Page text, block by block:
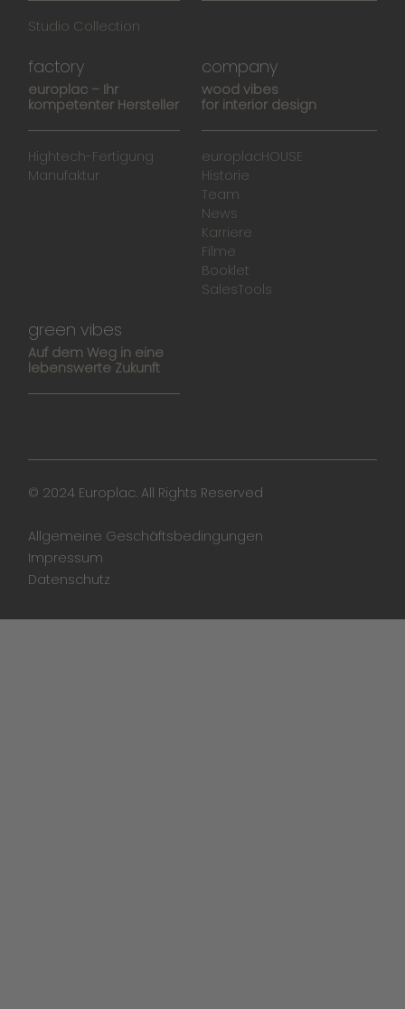
Studio Collection
factory
europlac – Ihr
kompetenter Hersteller
Hightech-Fertigung
Manufaktur
company
wood vibes
for interior design
europlacHOUSE
Historie
Team
News
Karriere
Filme
Booklet
SalesTools
green vibes
Auf dem Weg in eine
lebenswerte Zukunft
© 2024 Europlac. All Rights Reserved
Allgemeine Geschäftsbedingungen
Impressum
Datenschutz